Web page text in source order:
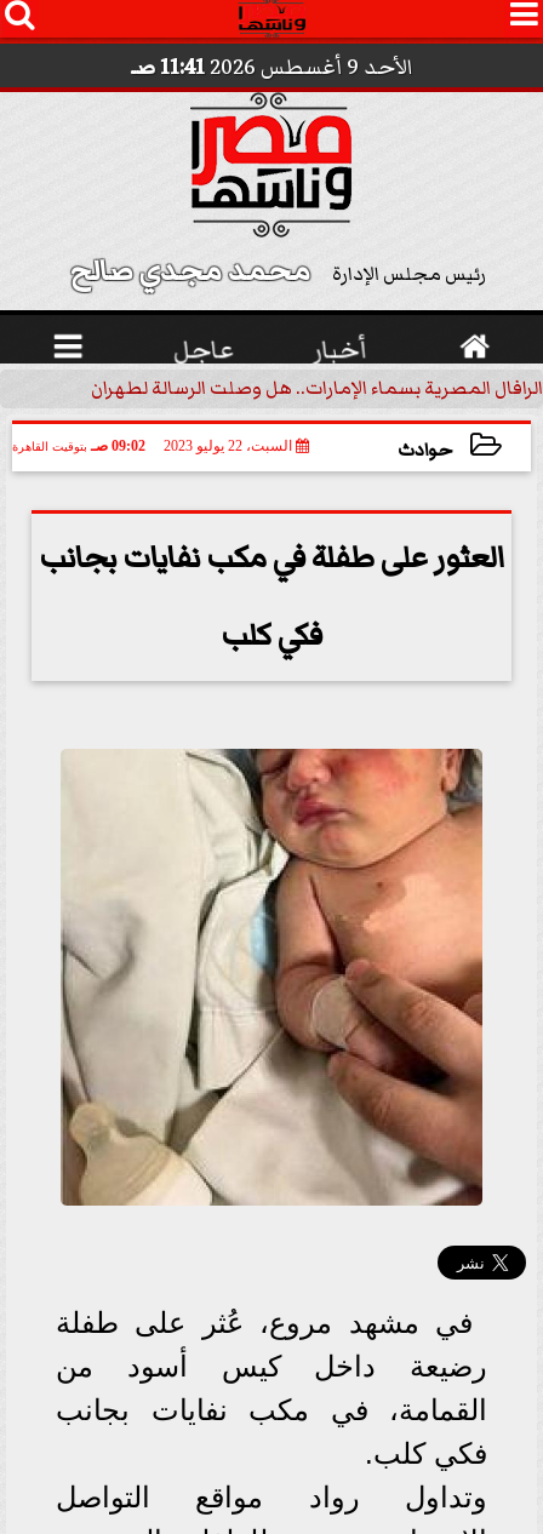
 
الأحد 9 أغسطس 2026 11:41 صـ
رئيس مجلس الإدارة محمد مجدي صالح
 أخبار عاجل 
الرافال المصرية بسماء الإمارات.. هل وصلت الرسالة لطهران؟..
حوادث السبت، 22 يوليو 2023 09:02 صـ بتوقيت القاهرة
العثور على طفلة في مكب نفايات بجانب
فكي كلب
في مشهد مروع، عُثر على طفلة
رضيعة داخل كيس أسود من
القمامة، في مكب نفايات بجانب
فكي كلب.
وتداول رواد مواقع التواصل